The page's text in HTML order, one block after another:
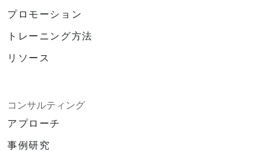
プロモーション
トレーニング方法
リソース
コンサルティング
アプローチ
事例研究